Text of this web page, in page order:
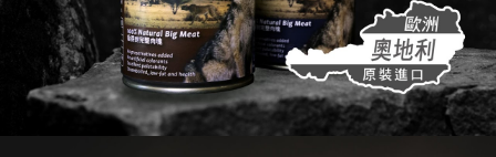
３．未成年的使用者請事先徵得法定代理人或監護人之同意方可使用
「AFTEE先享後付」，若未經同意申辦者引起之損失，本公司不負相關責
任。
４．使用「AFTEE先享後付」時，將依據個別帳號之用戶狀況，依本公司即
時審查核予不同之上限額度；若仍有額度不足之情形，本公司將視審查結果
請求用戶進行身份認證。
５．嚴禁一人註冊多個帳號或使用他人資訊註冊。若發現惡意使用之情形，
宅配
每筆NT$120，滿NT$999(含以上)免運費
中壢限定｜毛速配 14:00前下單當日到！🐶
每筆NT$120，滿NT$999(含以上)免運費